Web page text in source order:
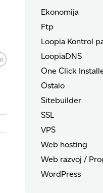
Ekonomija
Ftp
Loopia Kontrol
LoopiaDNS
One Click
Ostalo
Sitebuilder
SSL
VPS
Web hosting
Web razvoj /
WordPress